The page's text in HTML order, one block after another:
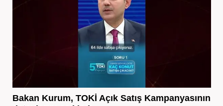
Bakan Kurum, TOKİ Açık Satış Kampanyasının